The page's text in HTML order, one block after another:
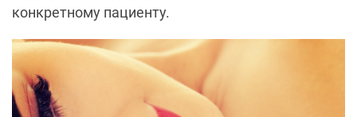
конкретному пациенту.